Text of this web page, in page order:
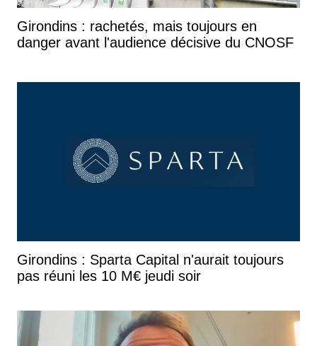
Girondins : rachetés, mais toujours en
danger avant l'audience décisive du CNOSF
Girondins : Sparta Capital n'aurait toujours
pas réuni les 10 M€ jeudi soir